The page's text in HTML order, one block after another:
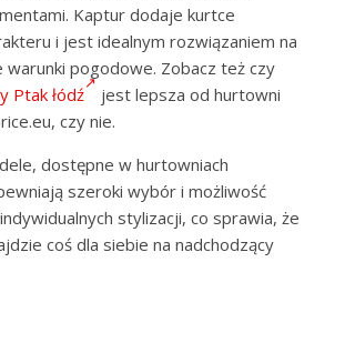
Kaptur dodaje kurtce
i jest idealnym rozwiązaniem na
warunki pogodowe. Zobacz też czy
Ptak łódź
jest lepsza od hurtowni
czy nie.
dostępne w hurtowniach
szeroki wybór i możliwość
stylizacji, co sprawia, że
coś dla siebie na nadchodzący